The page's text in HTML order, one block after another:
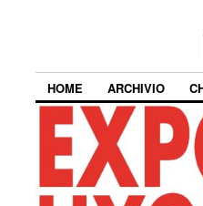
HOME ARCHIVIO